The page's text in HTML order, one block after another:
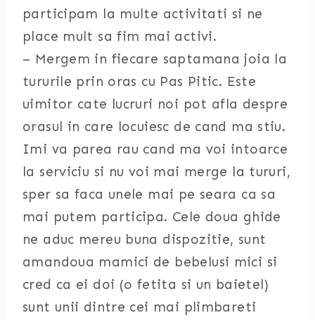
participam la multe activitati si ne
place mult sa fim mai activi.
– Mergem in fiecare saptamana joia la
tururile prin oras cu Pas Pitic. Este
uimitor cate lucruri noi pot afla despre
orasul in care locuiesc de cand ma stiu.
Imi va parea rau cand ma voi intoarce
la serviciu si nu voi mai merge la tururi,
sper sa faca unele mai pe seara ca sa
mai putem participa. Cele doua ghide
ne aduc mereu buna dispozitie, sunt
amandoua mamici de bebelusi mici si
cred ca ei doi (o fetita si un baietel)
sunt unii dintre cei mai plimbareti